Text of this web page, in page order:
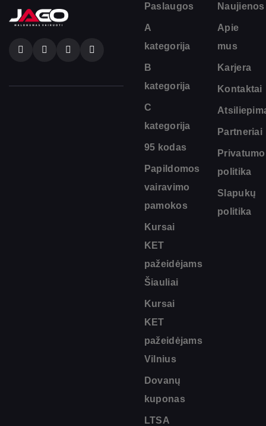
Paslaugos
A
kategorija
B
kategorija
C
kategorija
95 kodas
Papildomos
vairavimo
pamokos
Kursai
KET
pažeidėjams
Šiauliai
Kursai
KET
pažeidėjams
Vilnius
Dovanų
kuponas
LTSA
Naujienos
Apie
mus
Karjera
Kontaktai
Partneriai
Privatumo
politika
Slapukų
politika